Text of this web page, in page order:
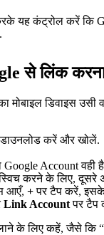
यह कंट्रोल करें कि
से लिंक
मोबाइल डिवाइस
करें और खोलें.
Google Account
करने के लिए, दूसरे
आएँ, +पर टैप करें,
Link Accountपर टैप
के लिए कहें, जैसे कि